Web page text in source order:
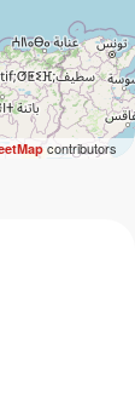
contributors